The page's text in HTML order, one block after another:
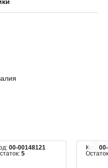
00-00148121
5
Код: